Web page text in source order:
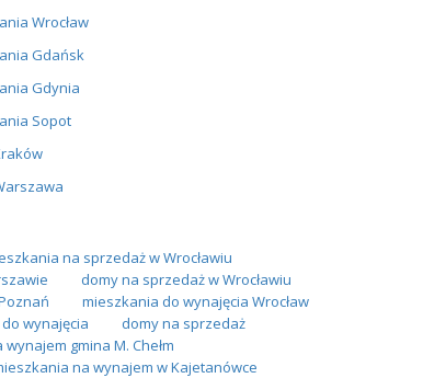
Wrocław
Gdańsk
Gdynia
Sopot
na sprzedaż w Wrocławiu
domy na sprzedaż w Wrocławiu
mieszkania do wynajęcia Wrocław
wynajęcia
domy na sprzedaż
wynajem gmina M. Chełm
na wynajem w Kajetanówce